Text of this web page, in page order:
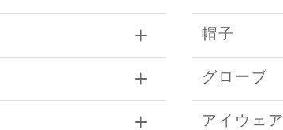
帽子
グローブ
アイウェア